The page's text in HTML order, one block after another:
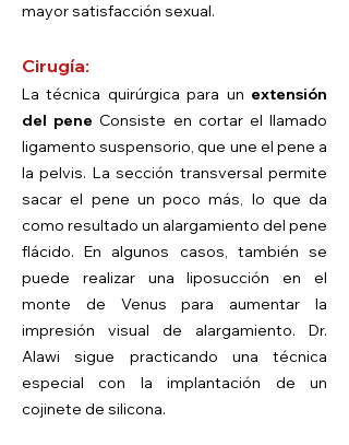
mayor satisfacción sexual.
Cirugía:
La técnica quirúrgica para un extensión
del pene Consiste en cortar el llamado
ligamento suspensorio, que une el pene a
la pelvis. La sección transversal permite
sacar el pene un poco más, lo que da
como resultado un alargamiento del pene
flácido. En algunos casos, también se
puede realizar una liposucción en el
monte de Venus para aumentar la
impresión visual de alargamiento. Dr.
Alawi sigue practicando una técnica
especial con la implantación de un
cojinete de silicona.